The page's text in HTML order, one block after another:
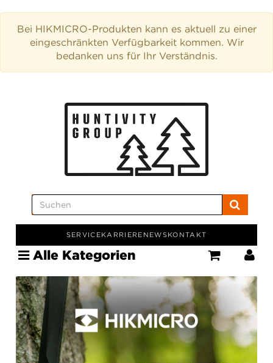
Bei HIKMICRO-Produkten kann es aktuell zu einer
eingeschränkten Verfügbarkeit kommen. Wir
bedanken uns für Ihr Verständnis.
SERVICEKARRIERE NEWSKONTAKT
Alle Kategorien